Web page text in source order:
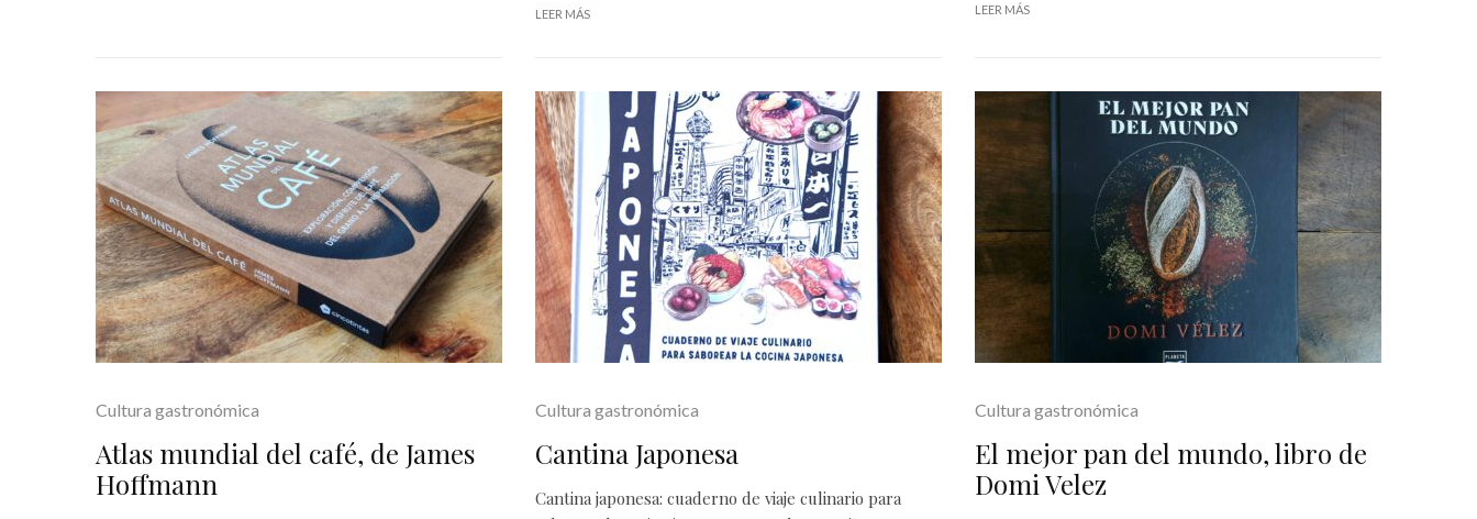
LEER MÁS LEER MÁS
Cultura gastronómica
Atlas mundial del café, de James
Hoffmann
Cultura gastronómica
Cantina Japonesa
Cantina japonesa: cuaderno de viaje culinario para
Cultura gastronómica
El mejor pan del mundo, libro de
Domi Velez